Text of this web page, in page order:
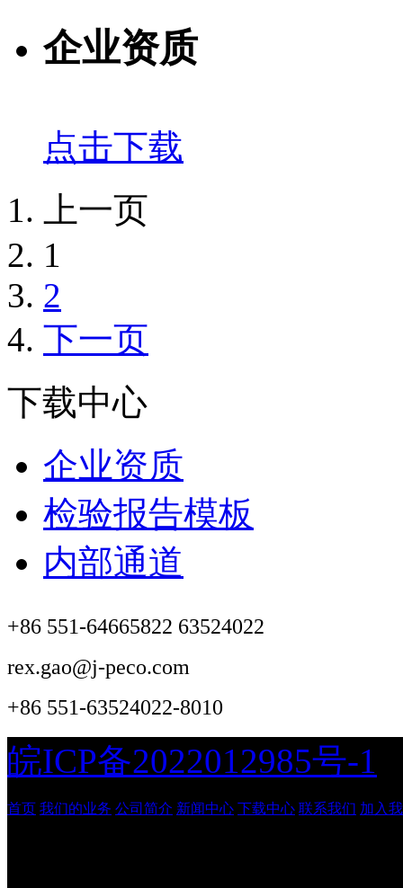
企业资质
点击下载
上一页
1
2
下一页
下载中心
企业资质
检验报告模板
内部通道
+86 551-64665822 63524022
rex.gao@j-peco.com
+86 551-63524022-8010
皖ICP备2022012985号-1
首页 我们的业务 公司简介 新闻中心 下载中心 联系我们 加入